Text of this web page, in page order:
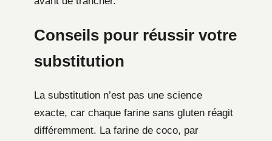
Conseils pour réussir votre
substitution
La substitution n’est pas une science
exacte, car chaque farine sans gluten réagit
différemment. La farine de coco, par